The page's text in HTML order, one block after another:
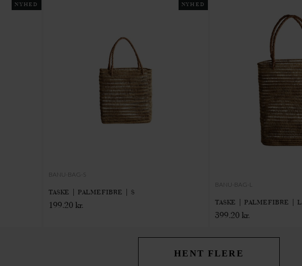
NYHED NYHED
BANU-BAG-S
TASKE | PALMEFIBRE | S
199.20 kr.
BANU-BAG-L
TASKE | PALMEFIBRE | L
399.20 kr.
HENT FLERE